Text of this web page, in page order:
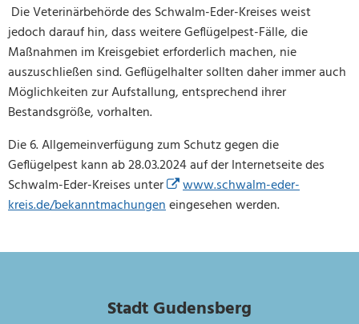
Die Veterinärbehörde des Schwalm-Eder-Kreises weist
jedoch darauf hin, dass weitere Geflügelpest-Fälle, die
Maßnahmen im Kreisgebiet erforderlich machen, nie
auszuschließen sind. Geflügelhalter sollten daher immer auch
Möglichkeiten zur Aufstallung, entsprechend ihrer
Bestandsgröße, vorhalten.
Die 6. Allgemeinverfügung zum Schutz gegen die
Geflügelpest kann ab 28.03.2024 auf der Internetseite des
Schwalm-Eder-Kreises unter
www.schwalm-eder-
kreis.de/bekanntmachungeneingesehen werden.
Stadt Gudensberg